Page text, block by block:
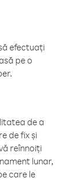
efectuați
pe o
de a
de fix și
reînnoiți
lunar,
care le